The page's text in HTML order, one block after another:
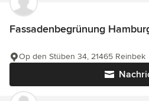
Fassadenbegrünung
Op den Stüben 34, 21465 Reinbek